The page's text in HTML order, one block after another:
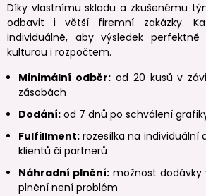
Díky vlastnímu skladu a zkušenému
odbavit i větší firemní zakázky.
individuálně, aby výsledek
kulturou i rozpočtem.
Minimální odběr:od 20 kusů v
zásobách
Dodání: od 7 dnů po schválení
Fulfillment: rozesílka na individuální
klientů či partnerů
Náhradní plnění: možnost
plnění není problém